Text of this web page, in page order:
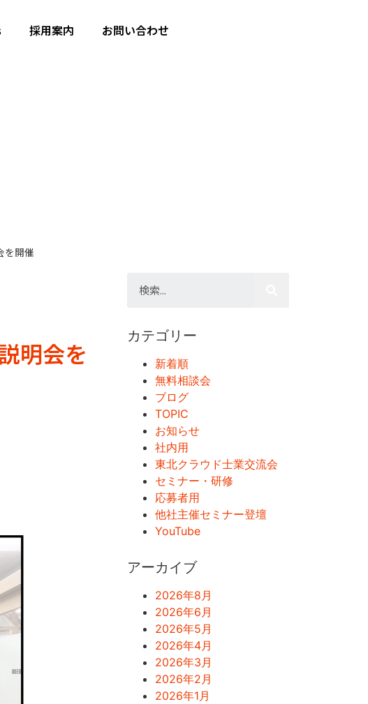
採用案内 お問い合わせ
を開催
明会を
カテゴリー
新着順
無料相談会
ブログ
TOPIC
お知らせ
社内用
東北クラウド士業交流会
セミナー・研修
応募者用
他社主催セミナー登壇
YouTube
アーカイブ
2026年8月
2026年6月
2026年5月
2026年4月
2026年3月
2026年2月
2026年1月